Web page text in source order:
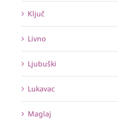
Ključ
Livno
Ljubuški
Lukavac
Maglaj